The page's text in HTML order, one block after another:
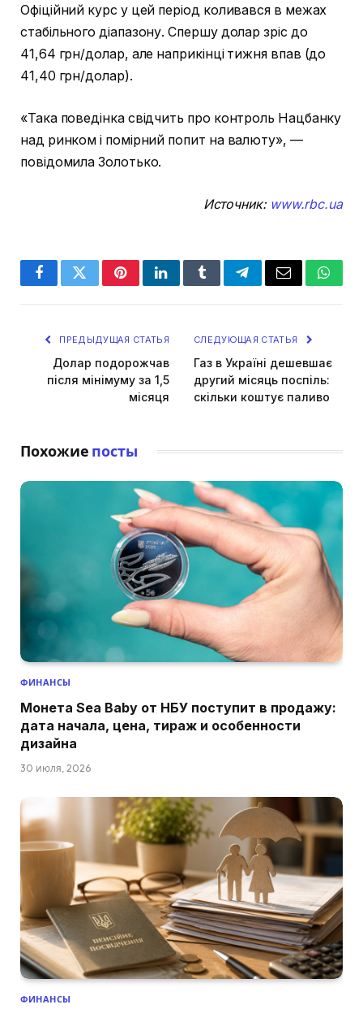
Офіційний курс у цей період коливався в межах
стабільного діапазону. Спершу долар зріс до
41,64 грн/долар, але наприкінці тижня впав (до
41,40 грн/долар).
«Така поведінка свідчить про контроль Нацбанку
над ринком і помірний попит на валюту», —
повідомила Золотько.
Источник: www.rbc.ua
FacebookTwitterPinterestLinkedInTumblrTelegramEmail
ПРЕДЫДУЩАЯ СТАТЬЯ
Долар подорожчав
після мінімуму за 1,5
місяця
СЛЕДУЮЩАЯ СТАТЬЯ
Газ в Україні дешевшає
другий місяць поспіль:
скільки коштує паливо
Похожие посты
ФИНАНСЫ
Монета Sea Baby от НБУ поступит в продажу:
дата начала, цена, тираж и особенности
дизайна
30 июля, 2026
ФИНАНСЫ